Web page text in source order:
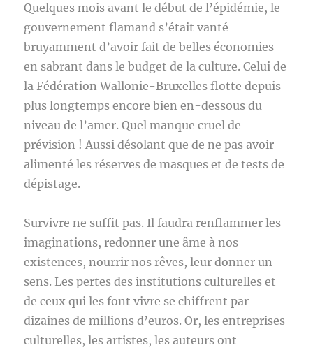
Quelques mois avant le début de l’épidémie, le
gouvernement flamand s’était vanté
bruyamment d’avoir fait de belles économies
en sabrant dans le budget de la culture. Celui de
la Fédération Wallonie-Bruxelles flotte depuis
plus longtemps encore bien en-dessous du
niveau de l’amer. Quel manque cruel de
prévision ! Aussi désolant que de ne pas avoir
alimenté les réserves de masques et de tests de
dépistage.
Survivre ne suffit pas. Il faudra renflammer les
imaginations, redonner une âme à nos
existences, nourrir nos rêves, leur donner un
sens. Les pertes des institutions culturelles et
de ceux qui les font vivre se chiffrent par
dizaines de millions d’euros. Or, les entreprises
culturelles, les artistes, les auteurs ont